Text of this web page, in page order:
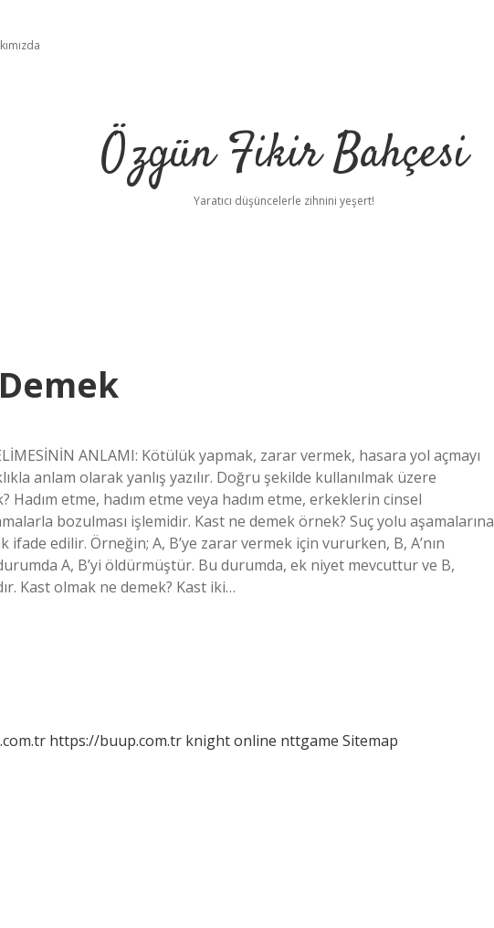
Özgün Fikir Bahçesi
Yaratıcı düşüncelerle zihnini yeşert!
ANLAMI: Kötülük yapmak, zarar vermek, hasara yol açmayı
anlam olarak yanlış yazılır. Doğru şekilde kullanılmak üzere
Hadım etme, hadım etme veya hadım etme, erkeklerin cinsel
bozulması işlemidir. Kast ne demek örnek? Suç yolu aşamalarına
edilir. Örneğin; A, B’ye zarar vermek için vururken, B, A’nın
A, B’yi öldürmüştür. Bu durumda, ek niyet mevcuttur ve B,
Kast olmak ne demek? Kast iki…
https://buup.com.tr knight online nttgame Sitemap